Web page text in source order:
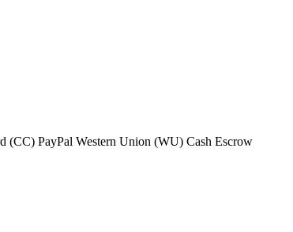
PayPal Western Union (WU) Cash Escrow